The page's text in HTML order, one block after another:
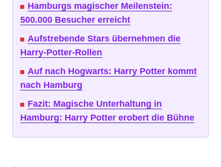
Hamburgs magischer Meilenstein:
500.000 Besucher erreicht
Aufstrebende Stars übernehmen die
Harry-Potter-Rollen
Auf nach Hogwarts: Harry Potter kommt
nach Hamburg
Fazit: Magische Unterhaltung in
Hamburg: Harry Potter erobert die Bühne